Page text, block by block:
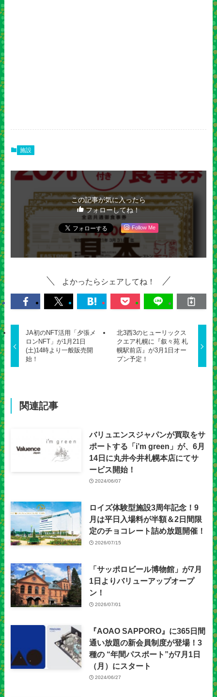
施設
この記事が気に入ったら
フォローしてね！
Follow Me
よかったらシェアしてね！
JA初のNFT活用「夕張メ
ロンNFT」が1月21日
(土)14時より一般販売開
始！
北3西3のヒューリックス
クエア札幌に『叙々苑 札
幌駅前店』が3月1日オー
プン予定！
関連記事
バリュエンスジャパンが買取をサ
ポートする「i’m green」が、6月
14日に丸井今井札幌本店にてサ
ービス開始！
2024/06/07
ロイズ体験型施設3周年記念！9
月は平日入場料が半額＆2日間限
定のチョコレート詰め放題開催！
2026/07/15
「サッポロビール博物館」が7月
1日よりバリューアップオープ
ン！
2026/07/01
『AOAO SAPPORO』に365日間
通い放題の新会員制度が登場！3
種の “年間パスポート”が7月1日
（月）にスタート
2024/06/27